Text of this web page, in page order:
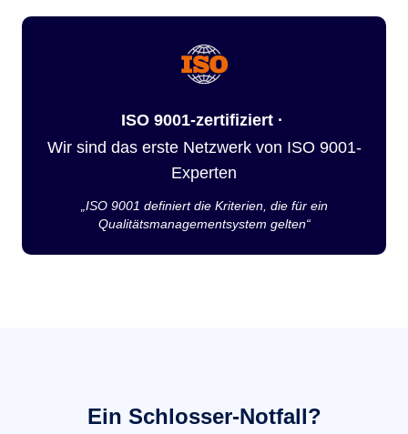
ISO 9001-zertifiziert ·
Wir sind das erste Netzwerk von ISO 9001-
Experten
„ISO 9001 definiert die Kriterien, die für ein
Qualitätsmanagementsystem gelten“
Ein Schlosser-Notfall?